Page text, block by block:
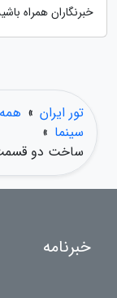
خبرنگاران همراه
تور ایران »
سینما »
ساخت دو قسمت
خبرنامه